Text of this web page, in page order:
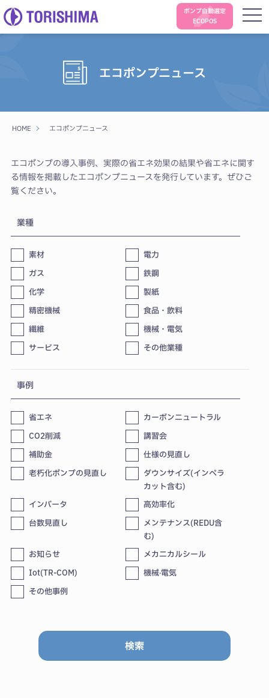
ポンプ自動選定
ECOPOS
エコポンプニュース
HOME エコポンプニュース
エコポンプの導⼊事例、実際の省エネ効果の結果や省エネに関す
る情報を掲載したエコポンプニュースを発⾏しています。ぜひご
覧ください。
業種
素材 電力
ガス 鉄鋼
化学 製紙
精密機械 食品・飲料
繊維 機械・電気
サービス その他業種
事例
省エネ カーボンニュートラル
CO2削減 講習会
補助金 仕様の見直し
老朽化ポンプの見直し
ダウンサイズ(インペラ
カット含む)
インバータ ⾼効率化
台数⾒直し
メンテナンス(REDU含
む)
お知らせ メカニカルシール
Iot(TR-COM) 機械‧電気
その他事例